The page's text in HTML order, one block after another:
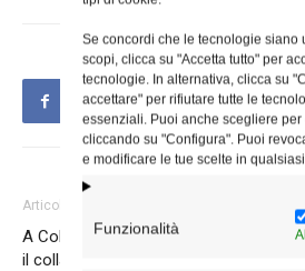
Se concordi che le tecnologie siano
scopi, clicca su "Accetta tutto" per
tecnologie. In alternativa, clicca su
accettare" per rifiutare tutte le
essenziali. Puoi anche scegliere per
cliccando su "Configura". Puoi
e modificare le tue scelte in
Funzionalità
Articolo precedente
A Colle Salario la parrocchia è
il collante della comunità
La